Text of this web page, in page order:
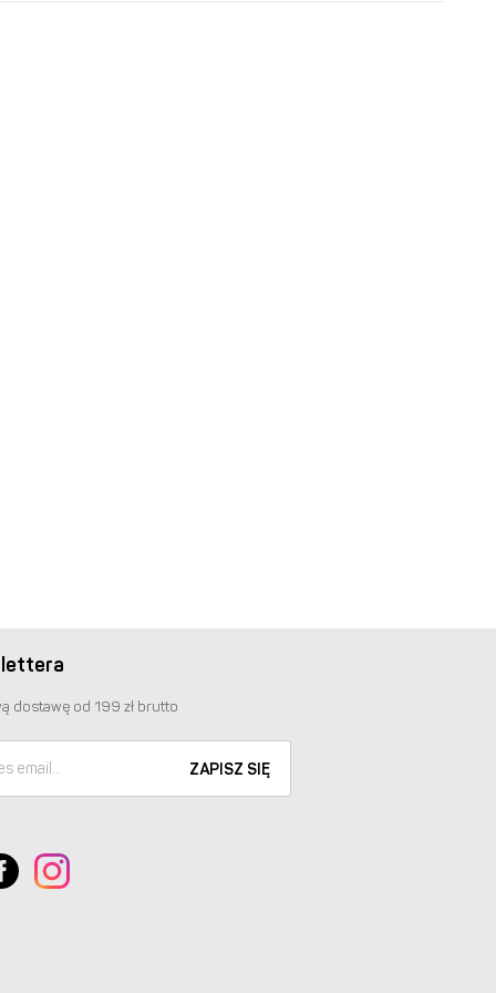
dostawę od 199 zł brutto
ZAPISZ SIĘ